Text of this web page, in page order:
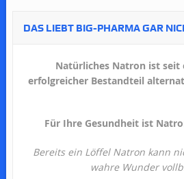
DAS LIEBT BIG-PHARMA GAR
Natürliches Natron ist seit
erfolgreicher Bestandteil
Für Ihre Gesundheit ist
Bereits ein Löffel Natron kann
wahre Wunder